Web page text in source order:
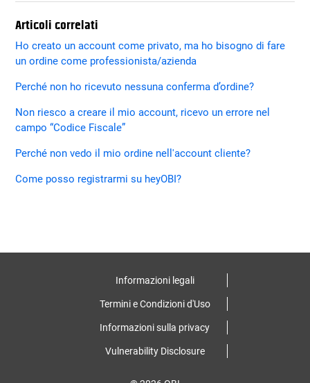
Articoli correlati
Ho creato un account come privato, ma ho bisogno di fare
un ordine come professionista/azienda
Perché non ho ricevuto nessuna conferma d’ordine?
Non riesco a creare il mio account, ricevo un errore nel
campo “Codice Fiscale”
Perché non vedo il mio ordine nell'account cliente?
Come posso registrarmi su heyOBI?
Informazioni legali
Termini e Condizioni d'Uso
Informazioni sulla privacy
Vulnerability Disclosure